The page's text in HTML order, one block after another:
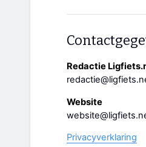
Redactie
Website
Privacyverklaring